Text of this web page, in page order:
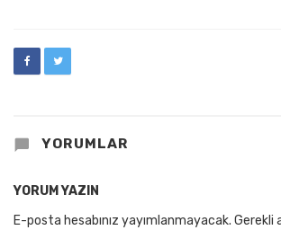
YORUMLAR
YORUM YAZIN
E-posta hesabınız yayımlanmayacak. Gerekli